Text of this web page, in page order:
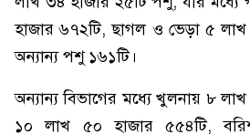
হাজার ৬৭২টি, ছাগল ও ভেড়া ৫
অন্যান্য পশু ১৬১টি।
অন্যান্য বিভাগের মধ্যে খুলনায় ৮
১০ লাখ ৫০ হাজার ৫৫৪টি,